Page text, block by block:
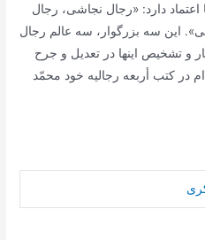
اعتماد دارد: «رجال نجاشى، رجال
سه بزرگوار، سه عالم رجال
و تشخیص اینها در تعدیل و جرح
در كتب أربعه رجالیه خود محمّد